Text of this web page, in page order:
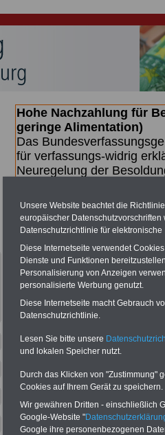
Hohe Nachzahlung für
geringe Alimentation)
Das
für verfassungs-widrig
Neuregelung der
Nachzahlungen
Beamtezwischen mind.
SERVICE gibt hierzu
dem Beschluss des
wird (wahrscheinlich im
Broschüre.
Meldung
Unsere Website beachtet die
europäischer
Datenschutzrichtlinie für
Diese Internetseite verwendet
Dienste und Funktionen
Personalisierung von Anzeigen
personalisierte Werbung genutzt.
Diese Internetseite macht Gebrauch
Datenschutzrichtlinie.
Lesen Sie bitte unsere
und lokalen Speicher nutzt.
Durch das Klicken von "Zustimmung"
Cookies auf Ihrem Gerät zu speichern.
Wir gewähren Dritten - einschließlich
Google-Website "
Google ihre personenbezogenen